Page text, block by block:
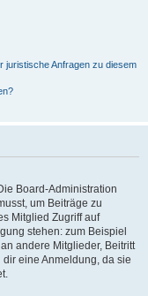
juristische Anfragen zu diesem
Board-Administration
um Beiträge zu
Mitglied Zugriff auf
stehen: zum Beispiel
andere Mitglieder, Beitritt
eine Anmeldung, da sie